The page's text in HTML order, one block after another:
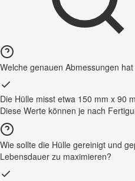
Welche genauen Abmessungen
Die Hülle misst etwa 150 mm x 90
Diese Werte können je nach
Wie sollte die Hülle gereinigt und
Lebensdauer zu maximieren?